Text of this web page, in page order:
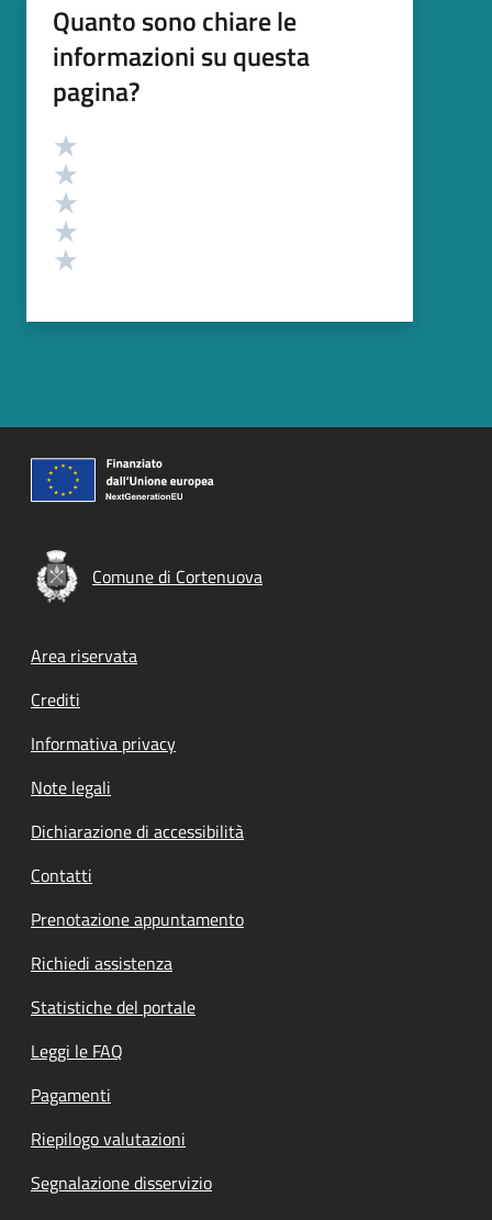
Quanto sono chiare le
informazioni su questa
pagina?
Valutazione
Comune di Cortenuova
Footer menu
Area riservata
Crediti
Informativa privacy
Note legali
Dichiarazione di accessibilità
Contatti
Prenotazione appuntamento
Richiedi assistenza
Statistiche del portale
Leggi le FAQ
Pagamenti
Riepilogo valutazioni
Segnalazione disservizio